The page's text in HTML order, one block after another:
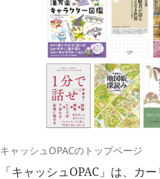
キャッシュOPACのトップページ
「キャッシュOPAC」は、カ